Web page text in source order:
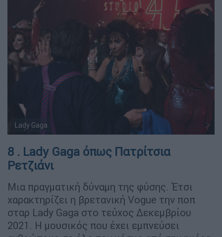
Lady Gaga
8 . Lady Gaga όπως Πατρίτσια
Ρετζιάνι
Μια πραγματική δύναμη της φύσης. Έτσι
χαρακτηρίζει η βρετανική Vogue την ποπ
σταρ Lady Gaga στο τεύχος Δεκεμβρίου
2021. Η μουσικός που έχει εμπνεύσει